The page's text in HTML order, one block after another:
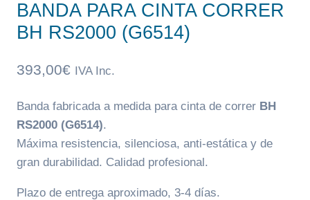
BANDA PARA CINTA CORRER
BH RS2000 (G6514)
393,00€ IVA Inc.
Banda fabricada a medida para cinta de correr BH
RS2000 (G6514).
Máxima resistencia, silenciosa, anti-estática y de
gran durabilidad. Calidad profesional.
Plazo de entrega aproximado, 3-4 días.